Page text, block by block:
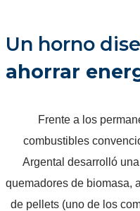
Un horno
ahorrar
Frente a los
combustibles
Argental desarrolló
quemadores de biomasa,
de pellets (uno de los